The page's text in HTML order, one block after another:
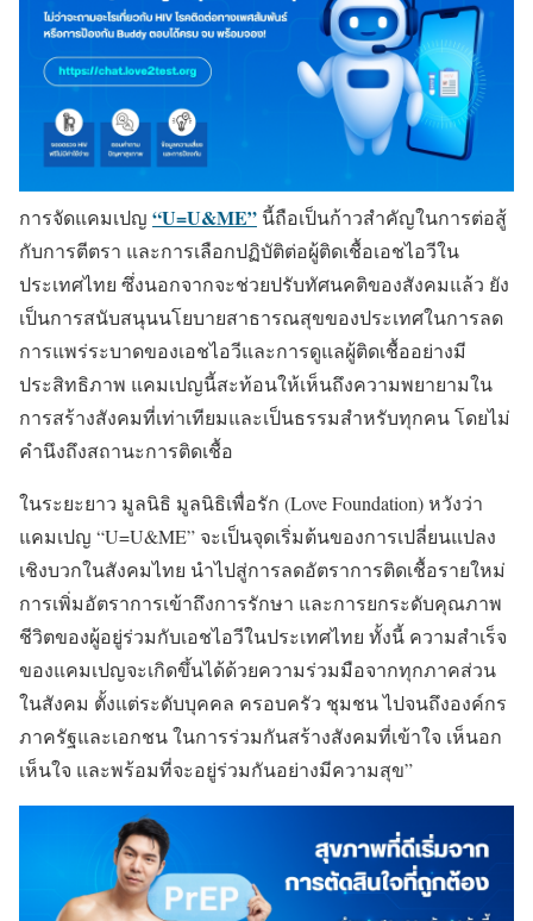
การจัดแคมเปญ “U=U&ME” นี้ถือเป็นก้าวสำคัญในการต่อสู้
กับการตีตรา และการเลือกปฏิบัติต่อผู้ติดเชื้อเอชไอวีใน
ประเทศไทย ซึ่งนอกจากจะช่วยปรับทัศนคติของสังคมแล้ว ยัง
เป็นการสนับสนุนนโยบายสาธารณสุขของประเทศในการลด
การแพร่ระบาดของเอชไอวีและการดูแลผู้ติดเชื้ออย่างมี
ประสิทธิภาพ แคมเปญนี้สะท้อนให้เห็นถึงความพยายามใน
การสร้างสังคมที่เท่าเทียมและเป็นธรรมสำหรับทุกคน โดยไม่
คำนึงถึงสถานะการติดเชื้อ
ในระยะยาว มูลนิธิ มูลนิธิเพื่อรัก (Love Foundation) หวังว่า
แคมเปญ “U=U&ME” จะเป็นจุดเริ่มต้นของการเปลี่ยนแปลง
เชิงบวกในสังคมไทย นำไปสู่การลดอัตราการติดเชื้อรายใหม่
การเพิ่มอัตราการเข้าถึงการรักษา และการยกระดับคุณภาพ
ชีวิตของผู้อยู่ร่วมกับเอชไอวีในประเทศไทย ทั้งนี้ ความสำเร็จ
ของแคมเปญจะเกิดขึ้นได้ด้วยความร่วมมือจากทุกภาคส่วน
ในสังคม ตั้งแต่ระดับบุคคล ครอบครัว ชุมชน ไปจนถึงองค์กร
ภาครัฐและเอกชน ในการร่วมกันสร้างสังคมที่เข้าใจ เห็นอก
เห็นใจ และพร้อมที่จะอยู่ร่วมกันอย่างมีความสุข”